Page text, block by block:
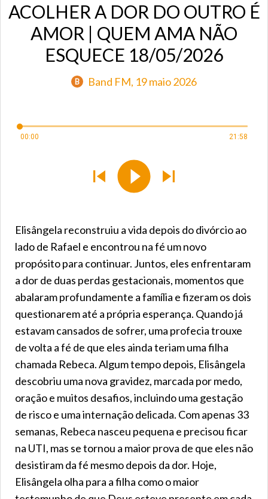
ACOLHER A DOR DO OUTRO É
AMOR | QUEM AMA NÃO
ESQUECE 18/05/2026
B Band FM, 19 maio 2026
00:00 21:58
Elisângela reconstruiu a vida depois do divórcio ao
lado de Rafael e encontrou na fé um novo
propósito para continuar. Juntos, eles enfrentaram
a dor de duas perdas gestacionais, momentos que
abalaram profundamente a família e fizeram os dois
questionarem até a própria esperança. Quando já
estavam cansados de sofrer, uma profecia trouxe
de volta a fé de que eles ainda teriam uma filha
chamada Rebeca. Algum tempo depois, Elisângela
descobriu uma nova gravidez, marcada por medo,
oração e muitos desafios, incluindo uma gestação
de risco e uma internação delicada. Com apenas 33
semanas, Rebeca nasceu pequena e precisou ficar
na UTI, mas se tornou a maior prova de que eles não
desistiram da fé mesmo depois da dor. Hoje,
Elisângela olha para a filha como o maior